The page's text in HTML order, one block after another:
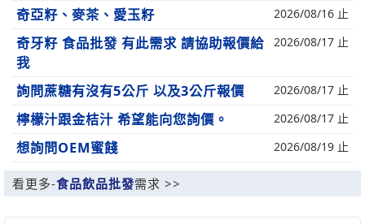
奇亞籽、麥茶、愛玉籽 2026/08/16 止
奇牙籽 食品批發 有此需求 請協助報價給
我
2026/08/17 止
詢問蔗糖有沒有5公斤 以及3公斤報價 2026/08/17 止
檸檬汁跟金桔汁 希望能向您詢價。 2026/08/17 止
想詢問OEM蜜餞 2026/08/19 止
看更多-食品飲品批發需求 >>